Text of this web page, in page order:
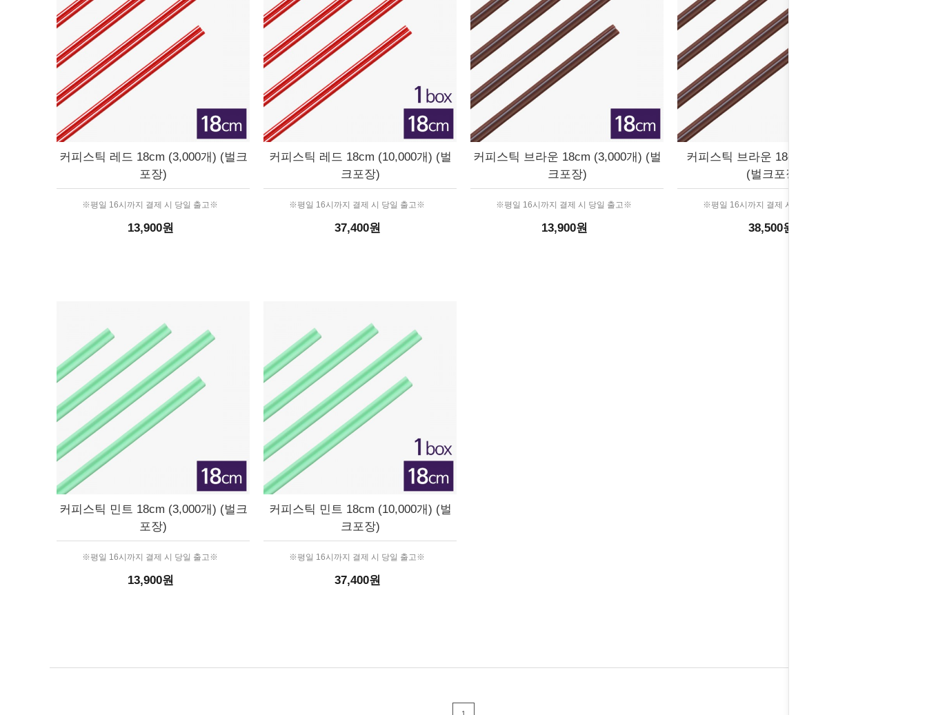
커피스틱 레드 18cm (3,000개) (벌크
포장)
※평일 16시까지 결제 시 당일 출고※
13,900원
커피스틱 레드 18cm (10,000개) (벌
크포장)
※평일 16시까지 결제 시 당일 출고※
37,400원
커피스틱 브라운 18cm (3,000개) (벌
크포장)
※평일 16시까지 결제 시 당일 출고※
13,900원
커피스틱 브라운 18cm (10,000개)
(벌크포장)
※평일 16시까지 결제 시 당일 출고※
38,500원
커피스틱 민트 18cm (3,000개) (벌크
포장)
※평일 16시까지 결제 시 당일 출고※
13,900원
커피스틱 민트 18cm (10,000개) (벌
크포장)
※평일 16시까지 결제 시 당일 출고※
37,400원